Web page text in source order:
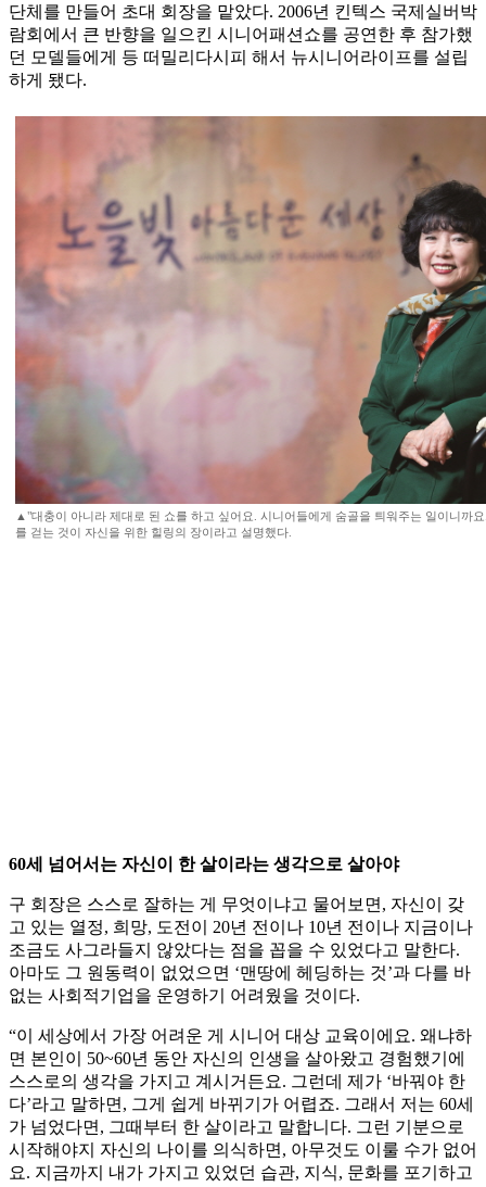
단체를 만들어 초대 회장을 맡았다. 2006년 킨텍스 국제실버박
람회에서 큰 반향을 일으킨 시니어패션쇼를 공연한 후 참가했
던 모델들에게 등 떠밀리다시피 해서 뉴시니어라이프를 설립
하게 됐다.
▲"대충이 아니라 제대로 된 쇼를 하고 싶어요. 시니어들에게 숨골을 틔워주는 일이니까
를 걷는 것이 자신을 위한 힐링의 장이라고 설명했다.
60세 넘어서는 자신이 한 살이라는 생각으로 살아야
구 회장은 스스로 잘하는 게 무엇이냐고 물어보면, 자신이 갖
고 있는 열정, 희망, 도전이 20년 전이나 10년 전이나 지금이나
조금도 사그라들지 않았다는 점을 꼽을 수 있었다고 말한다.
아마도 그 원동력이 없었으면 ‘맨땅에 헤딩하는 것’과 다를 바
없는 사회적기업을 운영하기 어려웠을 것이다.
“이 세상에서 가장 어려운 게 시니어 대상 교육이에요. 왜냐하
면 본인이 50~60년 동안 자신의 인생을 살아왔고 경험했기에
스스로의 생각을 가지고 계시거든요. 그런데 제가 ‘바꿔야 한
다’라고 말하면, 그게 쉽게 바뀌기가 어렵죠. 그래서 저는 60세
가 넘었다면, 그때부터 한 살이라고 말합니다. 그런 기분으로
시작해야지 자신의 나이를 의식하면, 아무것도 이룰 수가 없어
요. 지금까지 내가 가지고 있었던 습관, 지식, 문화를 포기하고